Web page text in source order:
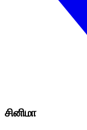
சினிமா